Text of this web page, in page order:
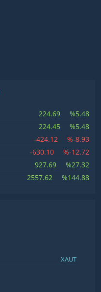
224.69
%5.48
224.45
%5.48
-424.12
%-8.93
-630.10
%-12.72
927.69
%27.32
2557.62 %144.88
XAUT